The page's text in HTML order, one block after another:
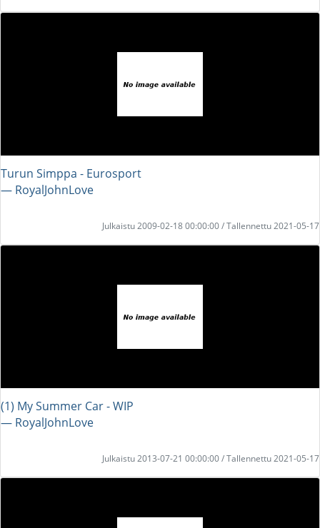
Turun Simppa - Eurosport
― RoyalJohnLove
Julkaistu 2009-02-18 00:00:00 / Tallennettu 2021-05-17
(1) My Summer Car - WIP
― RoyalJohnLove
Julkaistu 2013-07-21 00:00:00 / Tallennettu 2021-05-17